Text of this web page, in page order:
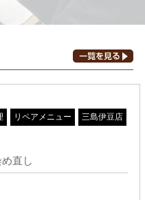
リペアメニュー 三島伊豆店
直し